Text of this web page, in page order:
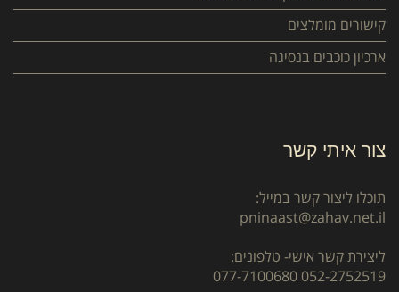
קישורים מומלצים
ארכיון כוכבים בנסיגה
צור איתי קשר
תוכלו ליצור קשר במייל:
pninaast@zahav.net.il
ליצירת קשר אישי- טלפונים:
052-2752519
077-7100680